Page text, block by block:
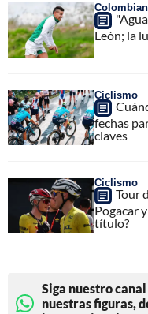
León; la
Ciclismo
fechas
claves
Ciclismo
Tour
Pogacar
título?
Siga nuestro
nuestras figuras,